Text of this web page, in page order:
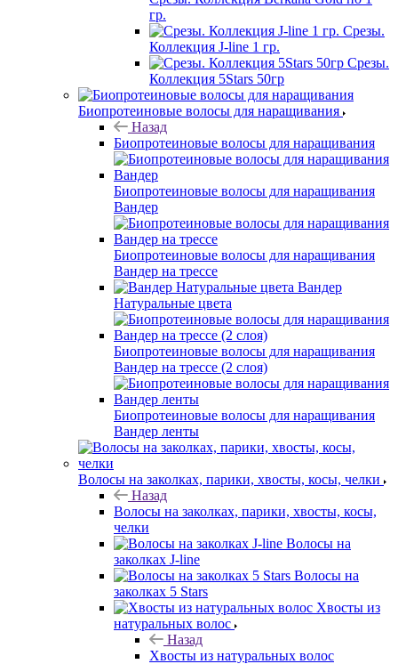
гр.
Срезы.
Коллекция J-line 1 гр.
Срезы.
Коллекция 5Stars 50гр
Биопротеиновые волосы для наращивания
Назад
Биопротеиновые волосы для наращивания
Биопротеиновые волосы для наращивания
Вандер
Биопротеиновые волосы для наращивания
Вандер на трессе
Вандер
Натуральные цвета
Биопротеиновые волосы для наращивания
Вандер на трессе (2 слоя)
Биопротеиновые волосы для наращивания
Вандер ленты
Волосы на заколках, парики, хвосты, косы, челки
Назад
Волосы на заколках, парики, хвосты, косы,
челки
Волосы на
заколках J-line
Волосы на
заколках 5 Stars
Хвосты из
натуральных волос
Назад
Хвосты из натуральных волос